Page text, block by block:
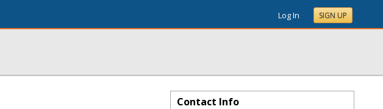
Log In SIGN UP
Contact Info